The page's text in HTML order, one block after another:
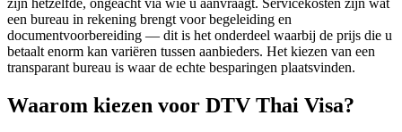
een bureau in rekening brengt voor begeleiding en
documentvoorbereiding — dit is het onderdeel waarbij de prijs die u
betaalt enorm kan variëren tussen aanbieders. Het kiezen van een
transparant bureau is waar de echte besparingen plaatsvinden.
Waarom kiezen voor DTV Thai Visa?